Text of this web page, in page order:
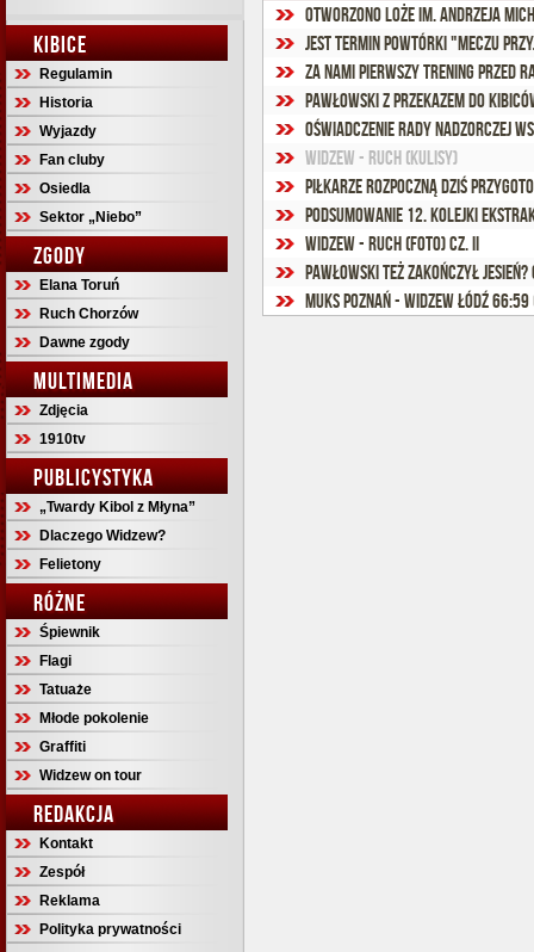
KIBICE
Regulamin
Historia
Wyjazdy
Fan cluby
Osiedla
Sektor „Niebo”
ZGODY
Elana Toruń
Ruch Chorzów
Dawne zgody
MULTIMEDIA
Zdjęcia
1910tv
PUBLICYSTYKA
„Twardy Kibol z Młyna”
Dlaczego Widzew?
Felietony
RÓŻNE
Śpiewnik
Flagi
Tatuaże
Młode pokolenie
Graffiti
Widzew on tour
REDAKCJA
Kontakt
Zespół
Reklama
Polityka prywatności
Otworzono loże im. Andrzeja
Jest termin powtórki "Meczu
Za nami pierwszy trening przed
Pawłowski z przekazem do
Oświadczenie Rady Nadzorczej
Widzew - Ruch (kulisy)
Piłkarze rozpoczną dziś
Podsumowanie 12. kolejki
Widzew - Ruch (foto) cz. II
Pawłowski też zakończył
MUKS Poznań - Widzew Łódź